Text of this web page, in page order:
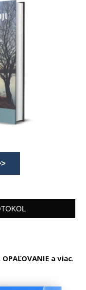
OPAĽOVANIE a viac.